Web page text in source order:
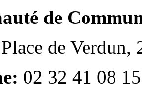
de
Place de Verdun,
02 32 41 08 15